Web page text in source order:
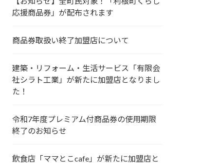
応援商品券」が配布されます
商品券取扱い終了加盟店について
建築・リフォーム・生活サービス「有限会
社シラト工業」が新たに加盟店となりまし
た！
令和7年度プレミアム付商品券の使用期限
終了のお知らせ
飲食店「ママとこcafe」が新たに加盟店と